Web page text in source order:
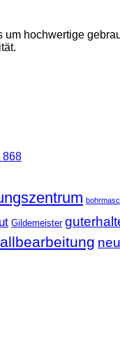
um hochwertige
868
Gildemeister
neu